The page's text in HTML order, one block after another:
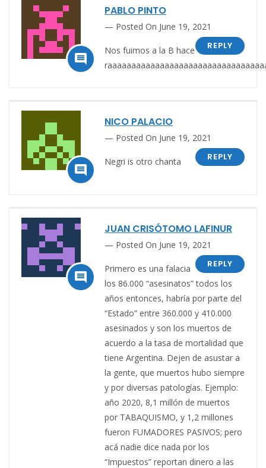

PABLO PINTO
Posted On June 19, 2021
REPLY
Nos fuimos a la B hace

NICO PALACIO
Posted On June 19, 2021
REPLY
Negri is otro chanta

JUAN CRISÓTOMO LAFINUR
Posted On June 19, 2021
REPLY
Primero es una falacia
los 86.000 “asesinatos” todos los
años entonces, habría por parte del
“Estado” entre 360.000 y 410.000
asesinados y son los muertos de
acuerdo a la tasa de mortalidad que
tiene Argentina. Dejen de asustar a
la gente, que muertos hubo siempre
y por diversas patologías. Ejemplo:
año 2020, 8,1 millón de muertos
por TABAQUISMO, y 1,2 millones
fueron FUMADORES PASIVOS; pero
acá nadie dice nada por los
“Impuestos” reportan dinero a las